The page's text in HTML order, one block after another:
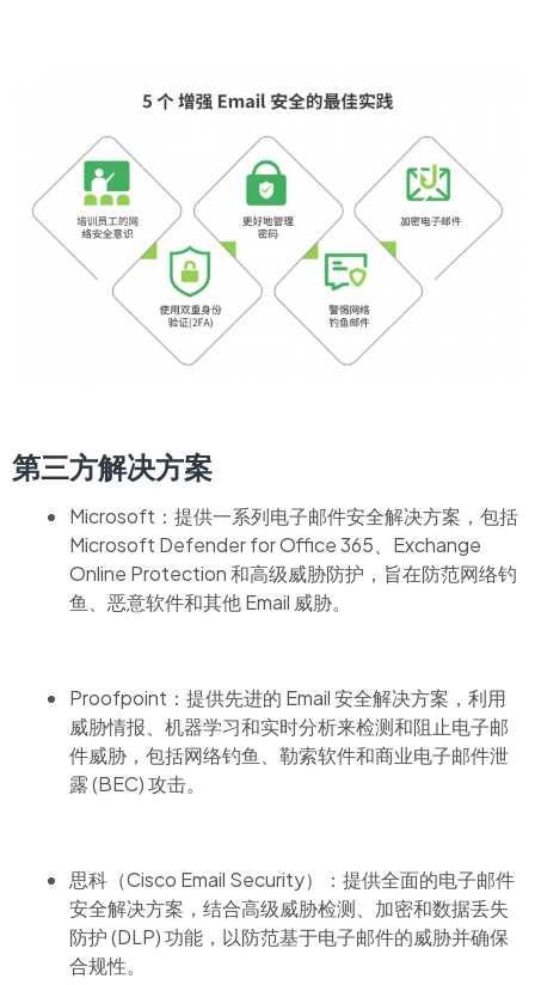
第三方解决方案
Microsoft：提供一系列电子邮件安全解决方案，包括
Microsoft Defender for Office 365、Exchange
Online Protection 和高级威胁防护，旨在防范网络钓
鱼、恶意软件和其他 Email 威胁。
Proofpoint：提供先进的 Email 安全解决方案，利用
威胁情报、机器学习和实时分析来检测和阻止电子邮
件威胁，包括网络钓鱼、勒索软件和商业电子邮件泄
露 (BEC) 攻击。
思科（Cisco Email Security）：提供全面的电子邮件
安全解决方案，结合高级威胁检测、加密和数据丢失
防护 (DLP) 功能，以防范基于电子邮件的威胁并确保
合规性。